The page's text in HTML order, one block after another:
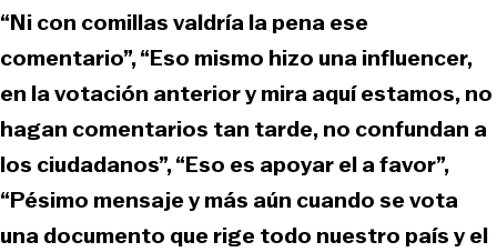
“Ni con comillas valdría la pena ese
comentario”, “Eso mismo hizo una influencer,
en la votación anterior y mira aquí estamos, no
hagan comentarios tan tarde, no confundan a
los ciudadanos”, “Eso es apoyar el a favor”,
“Pésimo mensaje y más aún cuando se vota
una documento que rige todo nuestro país y el